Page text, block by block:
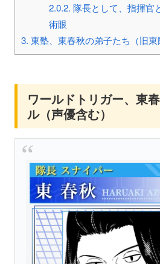
2.0.2. 隊長として、指揮官
術眼
3. 東塾、東春秋の弟子たち（旧東
ワールドトリガー、東
ル（声優含む）